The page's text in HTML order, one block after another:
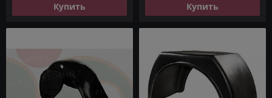
Купить Купить